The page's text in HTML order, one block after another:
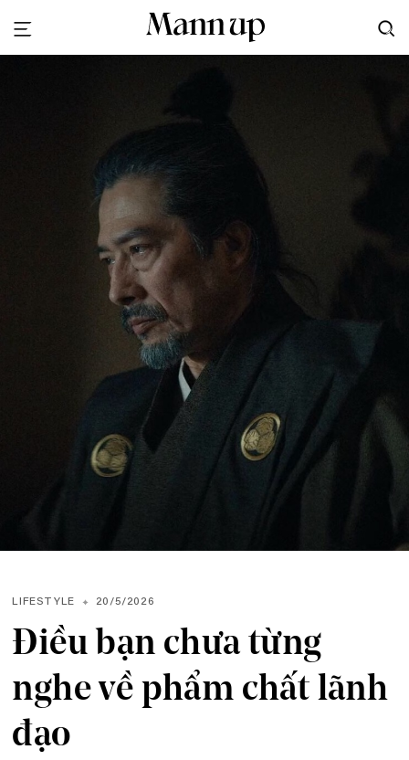
Điều bạn chưa từng
nghe về phẩm chất lãnh
đạo
LIFESTYLE 20/5/2026